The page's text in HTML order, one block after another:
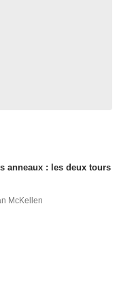
anneaux : les deux tours
McKellen